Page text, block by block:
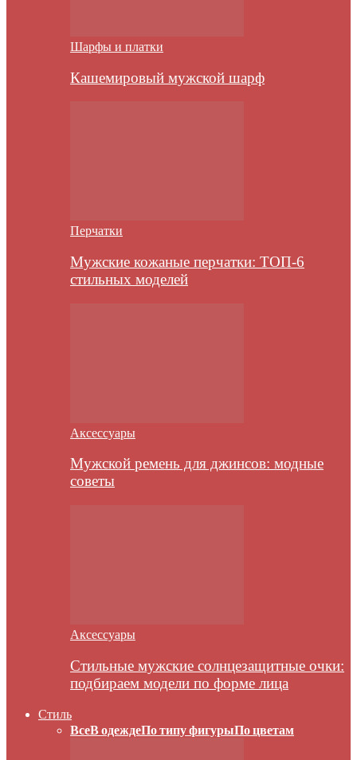
Шарфы и платки
Кашемировый мужской шарф
Перчатки
Мужские кожаные перчатки: ТОП-6
стильных моделей
Аксессуары
Мужской ремень для джинсов: модные
советы
Аксессуары
Стильные мужские солнцезащитные очки:
подбираем модели по форме лица
Стиль
ВсеВ одеждеПо типу фигурыПо цветам